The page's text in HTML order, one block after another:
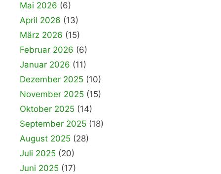
Mai 2026 (6)
April 2026 (13)
März 2026 (15)
Februar 2026 (6)
Januar 2026 (11)
Dezember 2025 (10)
November 2025 (15)
Oktober 2025 (14)
September 2025 (18)
August 2025 (28)
Juli 2025 (20)
Juni 2025 (17)